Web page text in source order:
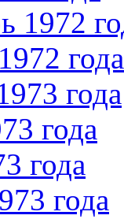
1972
года
года
года
года
года